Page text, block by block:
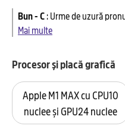
Bun - C:Urme de uzură
Mai multe
Procesor și placă grafică
Apple M1 MAX cu CPU10
nuclee și GPU24 nuclee